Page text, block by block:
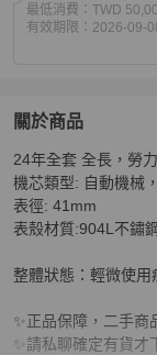
最低消費： TWD
有效期限： 2026-09-
關於商品
關於【97新 ✨ 全
24年全套 全長，勞
機芯類型: 自動機械
表徑: 41mm
表殼材質:904L不鏽
整體狀態：輕微使用
✨正品保障，二手商
✨請私聊確定有貨才